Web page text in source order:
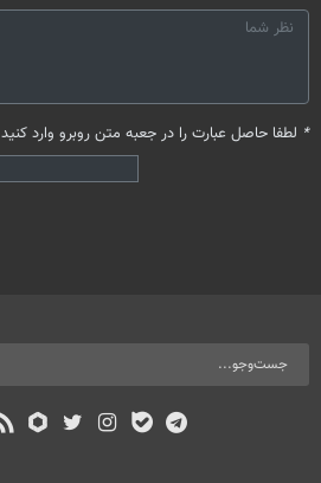
* لطفا حاصل عبارت را در جعبه متن روبرو وارد کنید